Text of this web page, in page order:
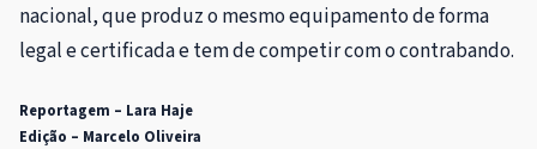
nacional, que produz o mesmo equipamento de forma
legal e certificada e tem de competir com o contrabando.
Reportagem – Lara Haje
Edição – Marcelo Oliveira